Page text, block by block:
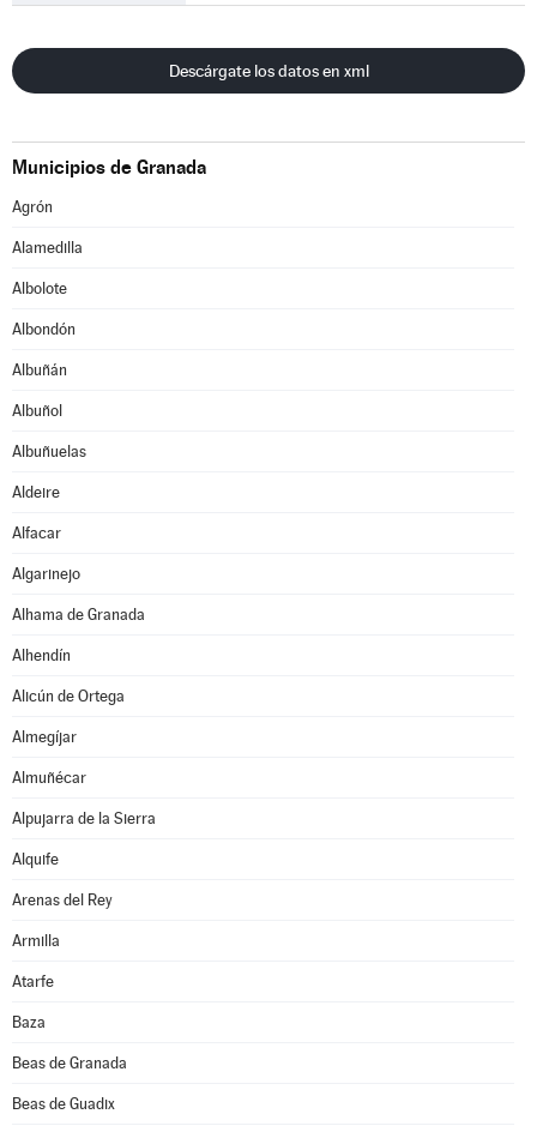
Descárgate los datos en xml
Municipios de Granada
Agrón
Alamedilla
Albolote
Albondón
Albuñán
Albuñol
Albuñuelas
Aldeire
Alfacar
Algarinejo
Alhama de Granada
Alhendín
Alicún de Ortega
Almegíjar
Almuñécar
Alpujarra de la Sierra
Alquife
Arenas del Rey
Armilla
Atarfe
Baza
Beas de Granada
Beas de Guadix